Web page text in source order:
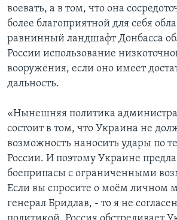
воевать, а в том, что она
более благоприятной для себя
равнинный ландшафт Донбасса
России использование
вооружения, если оно имеет
дальность.
«Нынешняя политика
состоит в том, что Украина не
возможность наносить удары по
России. И поэтому Украине
боеприпасы с ограниченными
Если вы спросите о моём личном
генерал Бридлав, - то я не